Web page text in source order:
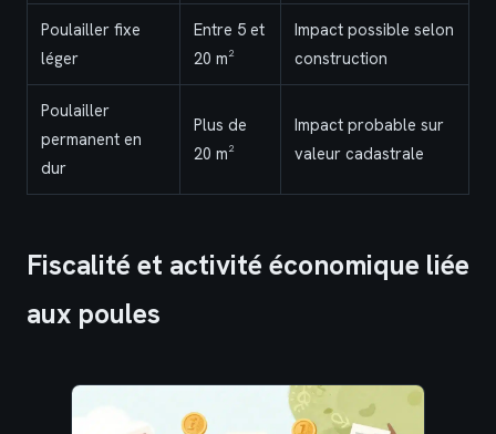
Poulailler fixe
léger
Entre 5 et
20 m²
Impact possible selon
construction
Poulailler
permanent en
dur
Plus de
20 m²
Impact probable sur
valeur cadastrale
Fiscalité et activité économique liée
aux poules